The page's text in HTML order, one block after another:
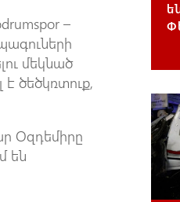
–
մեկնած
ծեծկռտուք,
Օզդեմիրը
են